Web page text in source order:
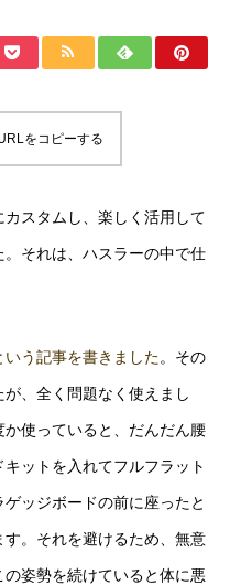
をコピーする
スタムし、楽しく活用して
それは、ハスラーの中で仕
う記事を書きました。その
、全く問題なく使えまし
使っていると、だんだん腰
ットを入れてフルフラット
ッジボードの前に座ったと
。それを避けるため、無意
姿勢を続けていると体に悪